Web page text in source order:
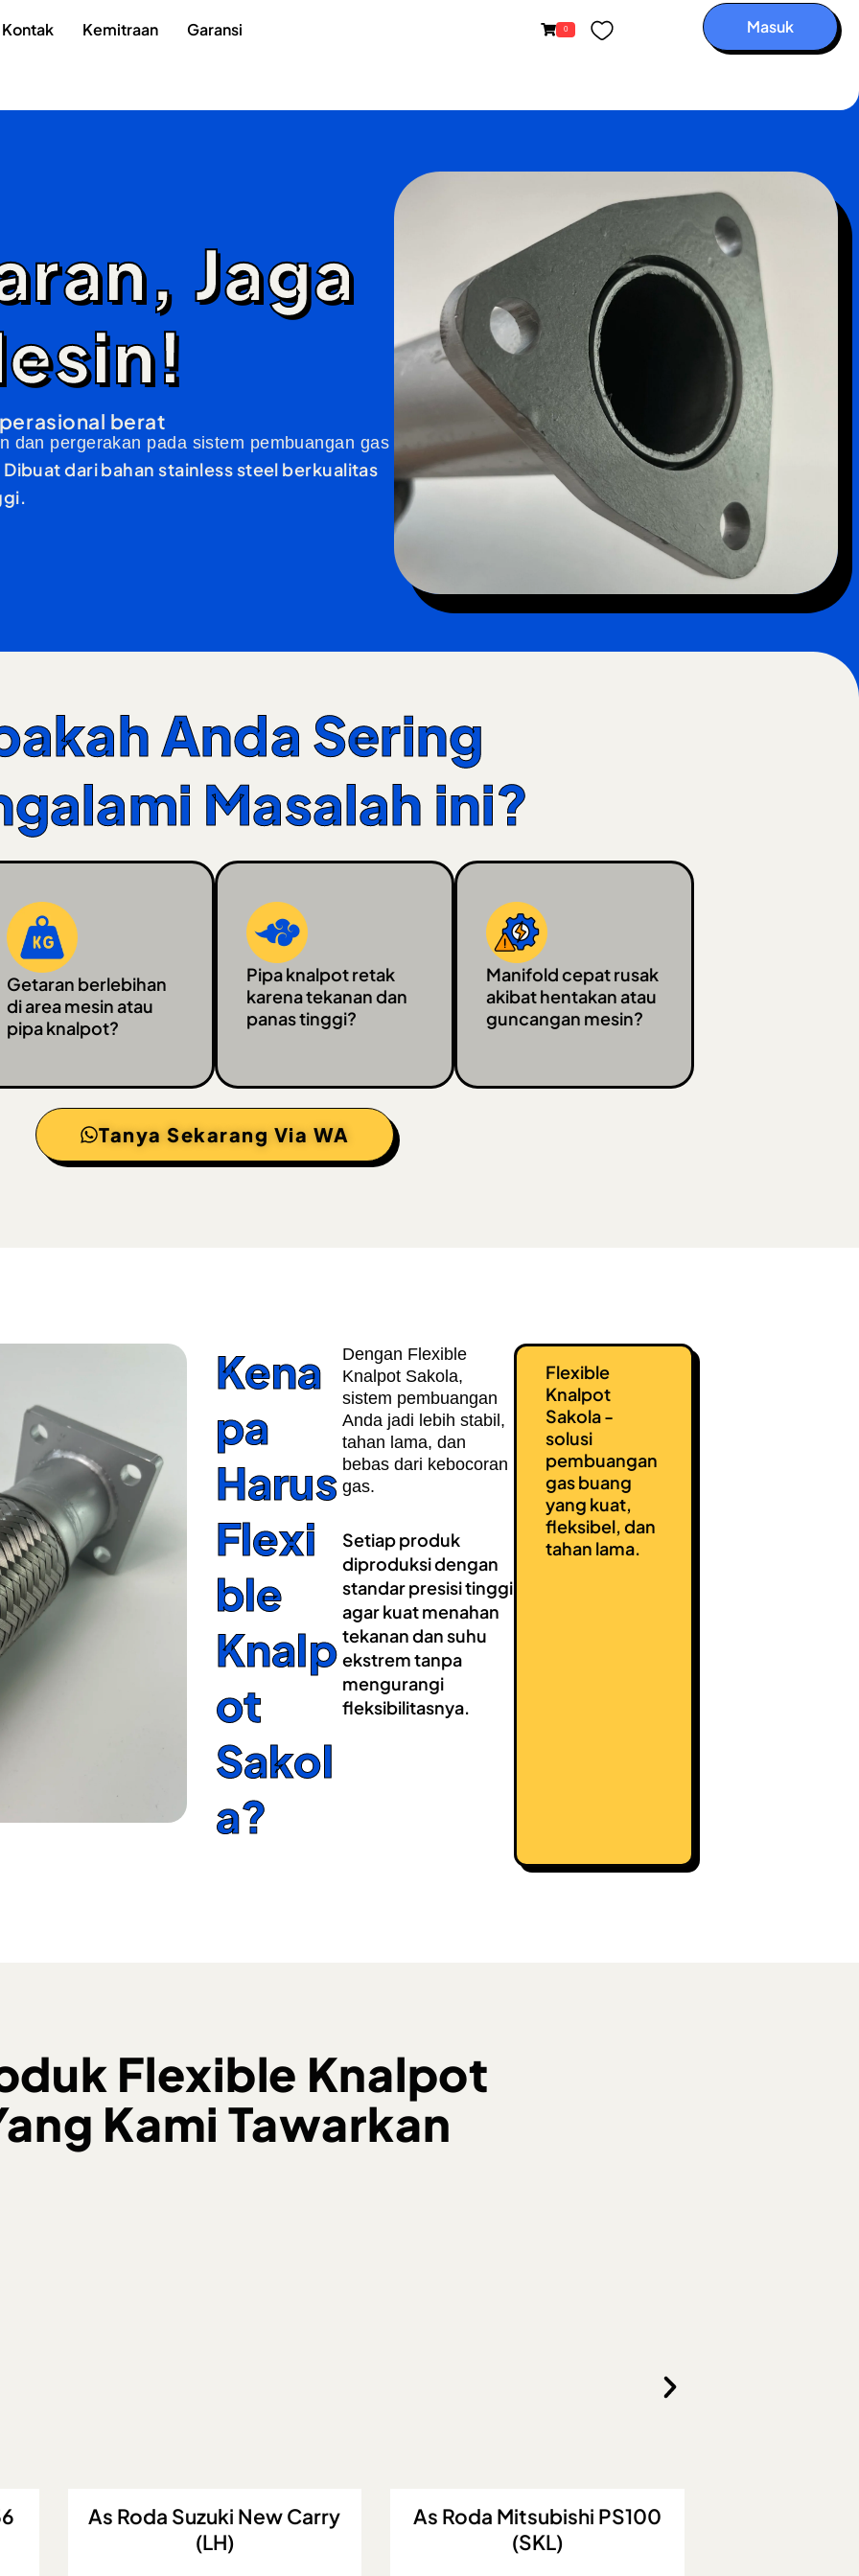
Kontak Kemitraan Garansi 0 Masuk
Jaga
berat
dan pergerakan pada sistem pembuangan gas
Dibuat dari bahan stainless steel berkualitas
Anda Sering
Masalah ini?
Getaran berlebihan
di area mesin atau
pipa knalpot?
Pipa knalpot retak
karena tekanan dan
panas tinggi?
Manifold cepat rusak
akibat hentakan atau
guncangan mesin?
Tanya Sekarang Via WA
Kena
pa
Harus
Flexi
ble
Knalp
ot
Sakol
a?
Dengan Flexible
Knalpot Sakola,
sistem pembuangan
Anda jadi lebih stabil,
tahan lama, dan
bebas dari kebocoran
gas.
Setiap produk
diproduksi dengan
standar presisi tinggi
agar kuat menahan
tekanan dan suhu
ekstrem tanpa
mengurangi
fleksibilitasnya.
Flexible
Knalpot
Sakola -
solusi
pembuangan
gas buang
yang kuat,
fleksibel, dan
tahan lama.
Flexible Knalpot
Kami Tawarkan
As Roda Mitsubishi PS100
(SKL)
As Roda Mitsubishi PS120
(SKL)